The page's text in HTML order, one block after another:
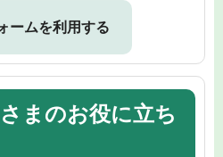
ームを利用する
まのお役に立ち